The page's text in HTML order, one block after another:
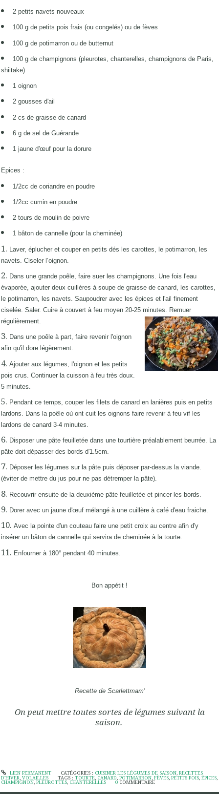
2 petits navets nouveaux
100 g de petits pois frais (ou congelés) ou de fèves
100 g de potimarron ou de butternut
100 g de champignons (pleurotes, chanterelles, champignons de Paris,
shiitake)
1 oignon
2 gousses d'ail
2 cs de graisse de canard
6 g de sel de Guérande
1 jaune d'œuf pour la dorure
Epices :
1/2cc de coriandre en poudre
1/2cc cumin en poudre
2 tours de moulin de poivre
1 bâton de cannelle (pour la cheminée)
Laver, éplucher et couper en petits dés les carottes, le potimarron, les
navets. Ciseler l’oignon.
Dans une grande poêle, faire suer les champignons. Une fois l'eau
évaporée, ajouter deux cuillères à soupe de graisse de canard, les carottes,
le potimarron, les navets. Saupoudrer avec les épices et l'ail finement
ciselée. Saler. Cuire à couvert à feu moyen 20-25 minutes. Remuer
régulièrement.
Dans une poêle à part, faire revenir l'oignon
afin qu'il dore légèrement.
Ajouter aux légumes, l'oignon et les petits
pois crus. Continuer la cuisson à feu très doux.
5 minutes.
Pendant ce temps, couper les filets de canard en lanières puis en petits
lardons. Dans la poêle où ont cuit les oignons faire revenir à feu vif les
lardons de canard 3-4 minutes.
Disposer une pâte feuilletée dans une tourtière préalablement beurrée. La
pâte doit dépasser des bords d'1.5cm.
Déposer les légumes sur la pâte puis déposer par-dessus la viande.
(éviter de mettre du jus pour ne pas détremper la pâte).
Recouvrir ensuite de la deuxième pâte feuilletée et pincer les bords.
Dorer avec un jaune d'œuf mélangé à une cuillère à café d'eau fraiche.
Avec la pointe d'un couteau faire une petit croix au centre afin d'y
insérer un bâton de cannelle qui servira de cheminée à la tourte.
Enfourner à 180° pendant 40 minutes.
Bon appétit !
Recette de Scarlettmam'
On peut mettre toutes sortes de légumes suivant la
saison.
LIEN PERMANENT CATÉGORIES : CUISINER LES LÉGUMES DE SAISON, RECETTES
D'HIVER VOLAILLES TAGS :TOURTE CANARD ,POTIMARRON ,FÈVES ,PETITS POIS ,ÉPICES
CHAMPIGNON PLEUROTTES CHANTERELLES 0 COMMENTAIRE